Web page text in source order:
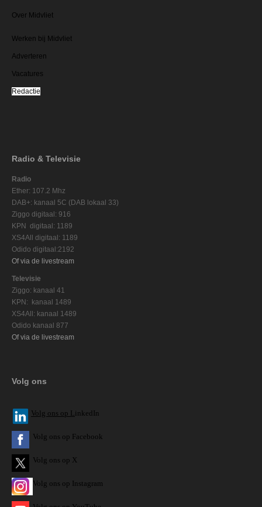
Over Midvliet
Werken bij Midvliet
Adverteren
Vacatures
Redactie
Radio & Televisie
Radio
Ether: 107.2 Mhz
DAB+: kanaal 5C (DAB lokaal 33)
Ziggo digitaal: 916
KPN digitaal: 1189
XS4All digitaal: 1189
Odido digitaal:2192
Of via de livestream
Televisie
Ziggo: kanaal 41
KPN: kanaal 1489
XS4All: kanaal 1489
Odido kanaal 877
Of via de livestream
Volg ons
Volg ons op L inkedIn
Volg ons op Facebook
Volg ons op X
Volg ons op Instagram